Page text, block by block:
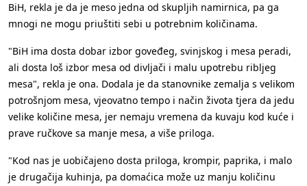
BiH, rekla je da je meso jedna od skupljih namirnica, pa ga
mnogi ne mogu priuštiti sebi u potrebnim količinama.
"BiH ima dosta dobar izbor goveđeg, svinjskog i mesa peradi,
ali dosta loš izbor mesa od divljači i malu upotrebu ribljeg
mesa", rekla je ona. Dodala je da stanovnike zemalja s velikom
potrošnjom mesa, vjeovatno tempo i način života tjera da jedu
velike količine mesa, jer nemaju vremena da kuvaju kod kuće i
prave ručkove sa manje mesa, a više priloga.
"Kod nas je uobičajeno dosta priloga, krompir, paprika, i malo
je drugačija kuhinja, pa domaćica može uz manju količinu